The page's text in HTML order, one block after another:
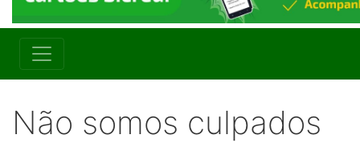
Não somos culpados